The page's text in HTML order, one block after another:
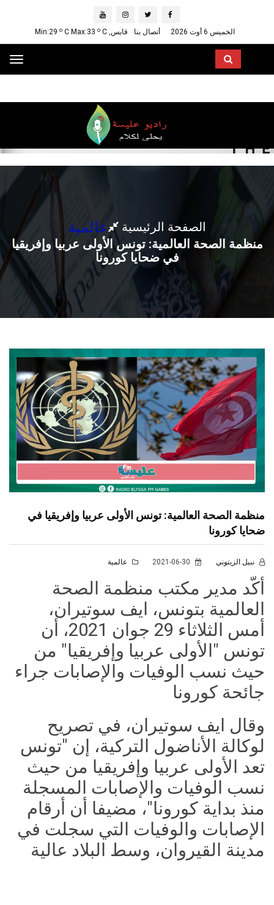
الخميس 6 أوت 2026 أتصال بنا قابس, Min:29 o C Max:33 o C
الصفحة الرئيسية عالمية
منظمة الصحة العالمية: تونس الأولى عربيا وإفريقيا
في ضحايا كورونا
منظمة الصحة العالمية: تونس الأولى عربيا وإفريقيا في
ضحايا كورونا
نبيل الزيتوني عالمية
أكّد مدير مكتب منظمة الصحة
العالمية بتونس، ايف سوتيران،
أمس الثلاثاء 29 جوان 2021، أن
تونس "الأولى عربيا وإفريقيا" من
حيث نسب الوفيات والإصابات جراء
جائحة كورونا
وقال ايف سوتيران، في تصريح
لوكالة الأناضول التركية، إن "تونس
تعد الأولى عربيا وإفريقيا من حيث
نسب الوفيات والإصابات المسجلة
منذ بداية كورونا"، مضيفا أن أرقام
الإصابات والوفيات التي سجلت في
مدينة القيروان، وسط البلاد عالية